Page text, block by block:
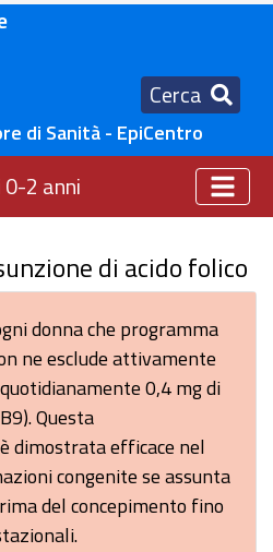
Cerca
di Sanità - EpiCentro
2 anni
di acido folico
donna che programma
ne esclude attivamente
0,4 mg di
Questa
dimostrata efficace nel
congenite se assunta
del concepimento fino